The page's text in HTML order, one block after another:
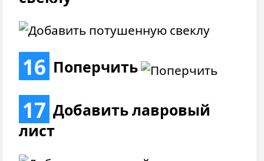
16 Поперчить
17 Добавить лавровый
лист